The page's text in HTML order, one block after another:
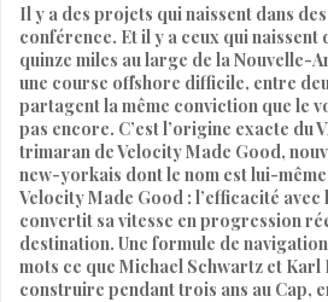
Il y a des projets qui naissent dans
conférence. Et il y a ceux qui naissent
quinze miles au large de la Nouvelle-
une course offshore difficile, entre
partagent la même conviction que le
pas encore. C’est l’origine exacte du
trimaran de Velocity Made Good,
new-yorkais dont le nom est lui-
Velocity Made Good : l’efficacité
convertit sa vitesse en progression
destination. Une formule de
mots ce que Michael Schwartz et Karl
construire pendant trois ans au Cap,